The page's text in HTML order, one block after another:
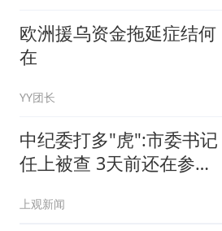
欧洲援乌资金拖延症结何
在
YY团长
中纪委打多"虎":市委书记
任上被查 3天前还在参加
上观新闻